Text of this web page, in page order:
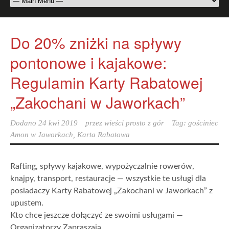
Do 20% zniżki na spływy
pontonowe i kajakowe:
Regulamin Karty Rabatowej
„Zakochani w Jaworkach”
Dodano 24 kwi 2019 przez wieści prosto z gór Tag: gościniec
Amon w Jaworkach
Karta Rabatowa
Rafting, spływy kajakowe, wypożyczalnie rowerów,
knajpy, transport, restauracje — wszystkie te usługi dla
posiadaczy Karty Rabatowej „Zakochani w Jaworkach” z
upustem.
Kto chce jeszcze dołączyć ze swoimi usługami —